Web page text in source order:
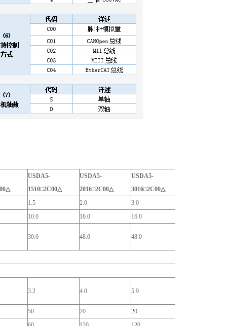
USDA5-
1510□2C00△
USDA5-
2016□2C00△
USDA5-
3016□2C00△
1.5 2.0
3.0
10.0 16.0
16.0
30.0 48.0 48.0
3.2 4.0 5.9
50 20
20